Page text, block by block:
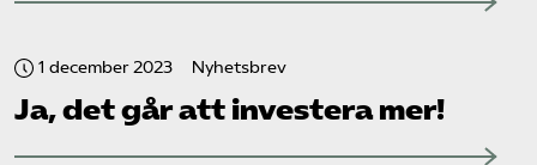
1 december 2023 Nyhetsbrev
Ja, det går att investera mer!